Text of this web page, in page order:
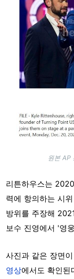
원본 AP
리튼하우스는
력에 항의하는 시
방위를 주장해
보수 진영에서 '영
사진과 같은 장면
영상에서도 확인된